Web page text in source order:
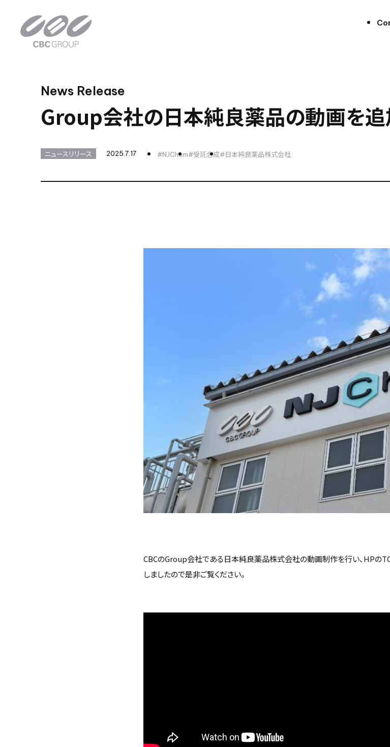
News Release
Group会社の日本純良薬品の動画を追
ニュースリリース 2025.7.17 #NJChem#受託合成#日本純良薬品株式会社
CBCのGroup会社である日本純良薬品株式会社の動画制作を行い、HPの
しましたので是非ご覧ください。